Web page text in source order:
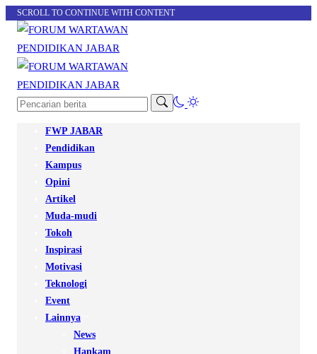
SCROLL TO CONTINUE WITH CONTENT
FWP JABAR
Pendidikan
Kampus
Opini
Artikel
Muda-mudi
Tokoh
Inspirasi
Motivasi
Teknologi
Event
Lainnya
News
Hankam